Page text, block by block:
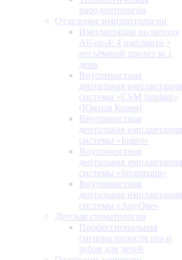
пародонтология
Отделение имплантологии
Имплантация по методу
All-on-4: 4 импланта +
несъёмный протез за 1
день
Внутрикостная
дентальная имплантация
системы «CSM Implant»
(Южная Корея)
Внутрикостная
дентальная имплантация
системы «Impro»
Внутрикостная
дентальная имплантация
системы «Straumann»
Внутрикостная
дентальная имплантация
системы «AnyOne»
Детская стоматология
Профессиональная
гигиена полости рта и
зубов для детей